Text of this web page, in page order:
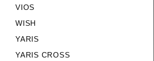
VIOS
WISH
YARIS
YARIS CROSS